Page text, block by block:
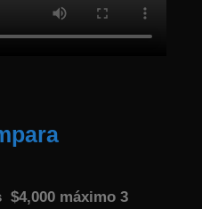
$4,000 máximo 3